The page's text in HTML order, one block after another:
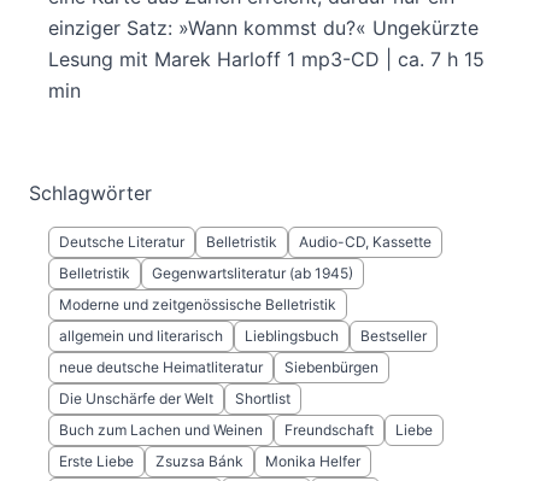
einziger Satz: »Wann kommst du?« Ungekürzte
Lesung mit Marek Harloff 1 mp3-CD | ca. 7 h 15
min
Schlagwörter
Deutsche Literatur Belletristik
Audio-CD, Kassette
Belletristik
Gegenwartsliteratur (ab 1945)
Moderne und zeitgenössische Belletristik
allgemein und literarisch
Lieblingsbuch
Bestseller
neue deutsche Heimatliteratur
Siebenbürgen
Die Unschärfe der Welt
Shortlist
Buch zum Lachen und Weinen
Freundschaft
Liebe
Erste Liebe
Zsuzsa Bánk
Monika Helfer